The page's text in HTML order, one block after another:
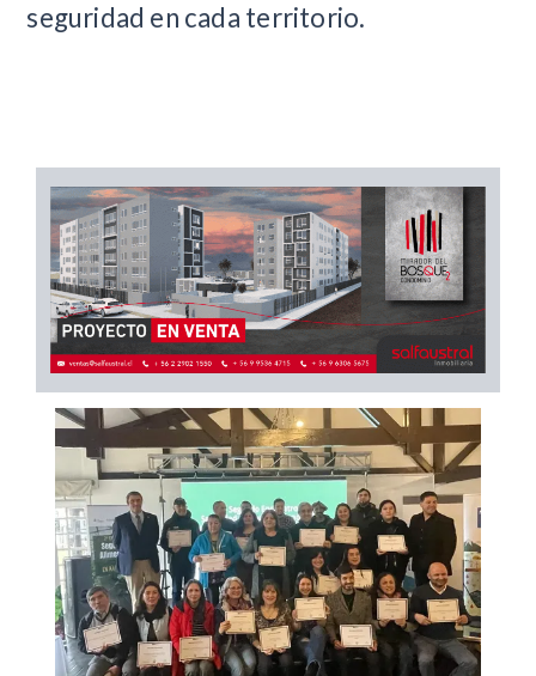
seguridad en cada territorio.